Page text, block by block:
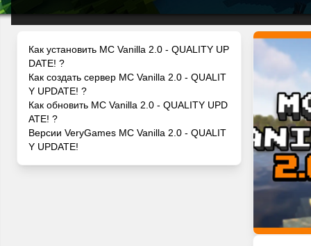
Как установить MC Vanilla 2.0 - QUALITY UP
DATE! ?
Как создать сервер MC Vanilla 2.0 - QUALIT
Y UPDATE! ?
Как обновить MC Vanilla 2.0 - QUALITY UPD
ATE! ?
Версии VeryGames MC Vanilla 2.0 - QUALIT
Y UPDATE!